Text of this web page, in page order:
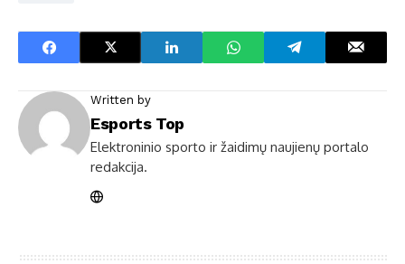
Written by
Esports Top
Elektroninio sporto ir žaidimų naujienų portalo
redakcija.